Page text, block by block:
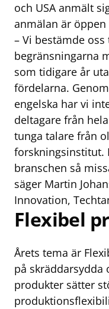
och USA anmält
anmälan är
– Vi bestämde
begränsningarna
som tidigare år
fördelarna.
engelska har vi
deltagare från
tunga talare från
forskningsinstitut.
branschen så
säger Martin
Innovation,
Flexibel
Årets tema är
på
produkter sätter